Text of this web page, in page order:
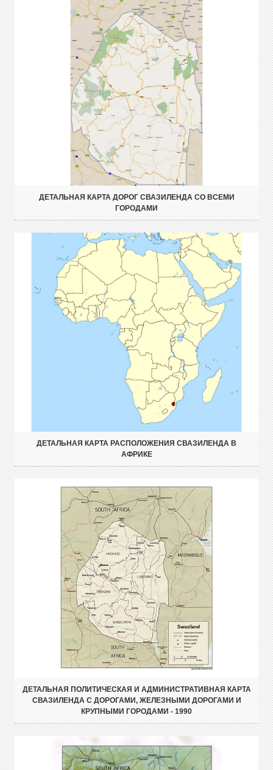
ДЕТАЛЬНАЯ КАРТА ДОРОГ СВАЗИЛЕНДА СО ВСЕМИ
ГОРОДАМИ
ДЕТАЛЬНАЯ КАРТА РАСПОЛОЖЕНИЯ СВАЗИЛЕНДА В
АФРИКЕ
ДЕТАЛЬНАЯ ПОЛИТИЧЕСКАЯ И АДМИНИСТРАТИВНАЯ КАРТА
СВАЗИЛЕНДА С ДОРОГАМИ, ЖЕЛЕЗНЫМИ ДОРОГАМИ И
КРУПНЫМИ ГОРОДАМИ - 1990